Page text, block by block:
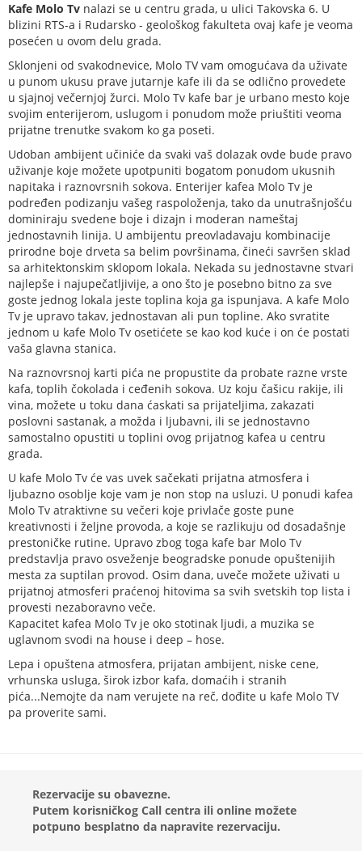
Kafe Molo Tv nalazi se u centru grada, u ulici Takovska 6. U
blizini RTS-a i Rudarsko - geološkog fakulteta ovaj kafe je veoma
posećen u ovom delu grada.
Sklonjeni od svakodnevice, Molo TV vam omogućava da uživate
u punom ukusu prave jutarnje kafe ili da se odlično provedete
u sjajnoj večernjoj žurci. Molo Tv kafe bar je urbano mesto koje
svojim enterijerom, uslugom i ponudom može priuštiti veoma
prijatne trenutke svakom ko ga poseti.
Udoban ambijent učiniće da svaki vaš dolazak ovde bude pravo
uživanje koje možete upotpuniti bogatom ponudom ukusnih
napitaka i raznovrsnih sokova. Enterijer kafea Molo Tv je
podređen podizanju vašeg raspoloženja, tako da unutrašnjošću
dominiraju svedene boje i dizajn i moderan nameštaj
jednostavnih linija. U ambijentu preovladavaju kombinacije
prirodne boje drveta sa belim površinama, čineći savršen sklad
sa arhitektonskim sklopom lokala. Nekada su jednostavne stvari
najlepše i najupečatljivije, a ono što je posebno bitno za sve
goste jednog lokala jeste toplina koja ga ispunjava. A kafe Molo
Tv je upravo takav, jednostavan ali pun topline. Ako svratite
jednom u kafe Molo Tv osetićete se kao kod kuće i on će postati
vaša glavna stanica.
Na raznovrsnoj karti pića ne propustite da probate razne vrste
kafa, toplih čokolada i ceđenih sokova. Uz koju čašicu rakije, ili
vina, možete u toku dana ćaskati sa prijateljima, zakazati
poslovni sastanak, a možda i ljubavni, ili se jednostavno
samostalno opustiti u toplini ovog prijatnog kafea u centru
grada.
U kafe Molo Tv će vas uvek sačekati prijatna atmosfera i
ljubazno osoblje koje vam je non stop na usluzi. U ponudi kafea
Molo Tv atraktivne su večeri koje privlače goste pune
kreativnosti i željne provoda, a koje se razlikuju od dosadašnje
prestoničke rutine. Upravo zbog toga kafe bar Molo Tv
predstavlja pravo osveženje beogradske ponude opuštenijih
mesta za suptilan provod. Osim dana, uveče možete uživati u
prijatnoj atmosferi praćenoj hitovima sa svih svetskih top lista i
provesti nezaboravno veče.
Kapacitet kafea Molo Tv je oko stotinak ljudi, a muzika se
uglavnom svodi na house i deep – hose.
Lepa i opuštena atmosfera, prijatan ambijent, niske cene,
vrhunska usluga, širok izbor kafa, domaćih i stranih
pića...Nemojte da nam verujete na reč, dođite u kafe Molo TV
pa proverite sami.
Rezervacije su obavezne.
Putem korisničkog Call centra ili online možete
potpuno besplatno da napravite rezervaciju.